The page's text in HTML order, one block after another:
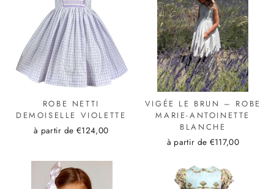
ROBE NETTI
DEMOISELLE VIOLETTE
à partir de €124,00
VIGÉE LE BRUN – ROBE
MARIE-ANTOINETTE
BLANCHE
à partir de €117,00